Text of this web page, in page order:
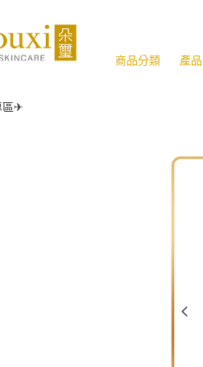
商品分類 產
區✈